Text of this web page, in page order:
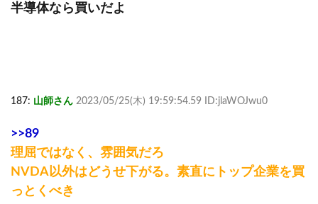
半導体なら買いだよ
187: 山師さん 2023/05/25(木) 19:59:54.59 ID:jlaWOJwu0
>>89
理屈ではなく、雰囲気だろ
NVDA以外はどうせ下がる。素直にトップ企業を買
っとくべき